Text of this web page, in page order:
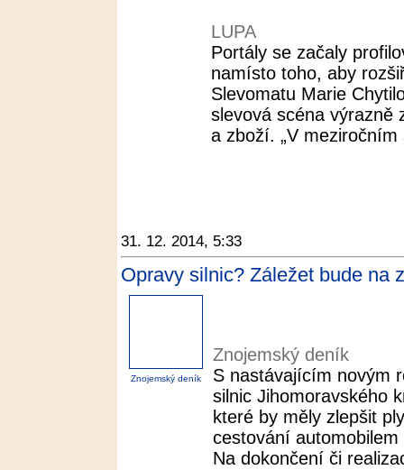
LUPA
Portály se začaly
namísto toho, aby
Slevomatu Marie
slevová scéna výrazně
a zboží. „V
31. 12. 2014, 5:33
Opravy silnic? Záležet bude na
Znojemský deník
Znojemský deník
S nastávajícím novým
silnic Jihomoravského
které by měly zlepšit
cestování
Na dokončení či